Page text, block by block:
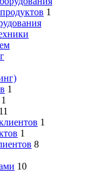
1
1
1
11
1
1
8
10